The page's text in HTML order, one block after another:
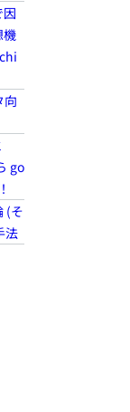
Português
機
向
go
(そ
法